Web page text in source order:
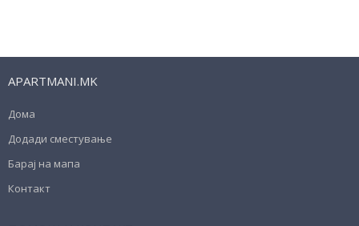
APARTMANI.MK
Дома
Додади сместување
Барај на мапа
Контакт